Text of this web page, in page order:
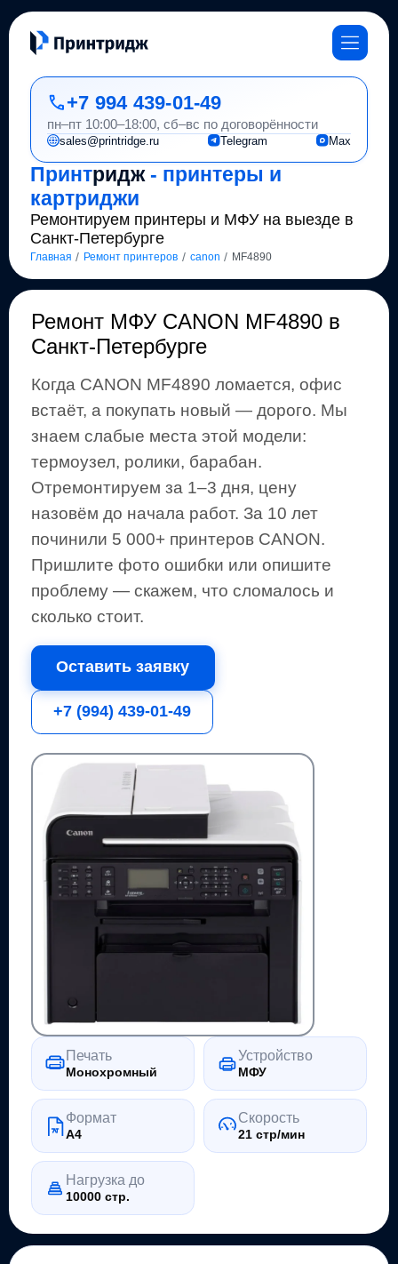
Принтридж- принтеры и
картриджи
Ремонтируем принтеры и МФУ на выезде в
Санкт-Петербурге
Главная / Ремонт принтеров / canon / MF4890
+7 994 439-01-49
пн–пт 10:00–18:00, сб–вс по договорённости
sales@printridge.ru Telegram Max
Ремонт МФУ CANON MF4890 в
Санкт-Петербурге
Когда CANON MF4890 ломается, офис
встаёт, а покупать новый — дорого. Мы
знаем слабые места этой модели:
термоузел, ролики, барабан.
Отремонтируем за 1–3 дня, цену
назовём до начала работ. За 10 лет
починили 5 000+ принтеровCANON.
Пришлите фото ошибки или опишите
проблему — скажем, что сломалось и
сколько стоит.
Оставить заявку
+7 (994) 439-01-49
Печать
Монохромный
Устройство
МФУ
Формат
A4
Скорость
21 стр/мин
Нагрузка до
10000 стр.